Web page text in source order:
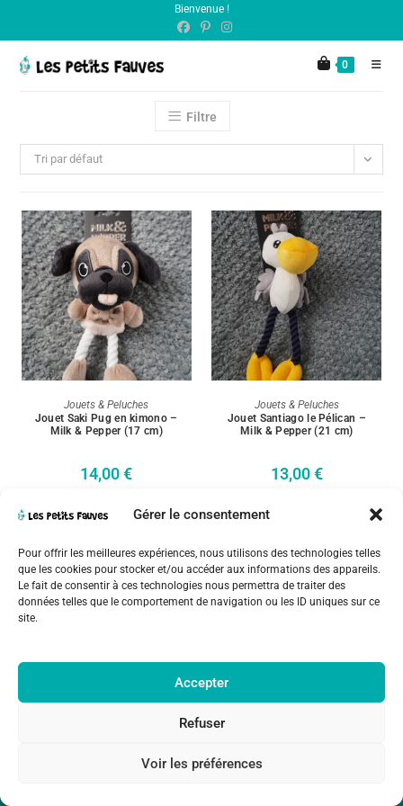
Gérer le consentement
Pour offrir les meilleures expériences, nous utilisons des technologies telles
que les cookies pour stocker et/ou accéder aux informations des appareils.
Le fait de consentir à ces technologies nous permettra de traiter des
données telles que le comportement de navigation ou les ID uniques sur ce
site.
Accepter
Refuser
Voir les préférences
Bienvenue !
0
Filtre
Tri par défaut
AJOUTER AU PANIER
Jouets & Peluches
Jouet Saki Pug en kimono –
Milk & Pepper (17 cm)
14,00€
AJOUTER AU PANIER
Jouets & Peluches
Jouet Santiago le Pélican –
Milk & Pepper (21 cm)
13,00€
Politique de confidentialité